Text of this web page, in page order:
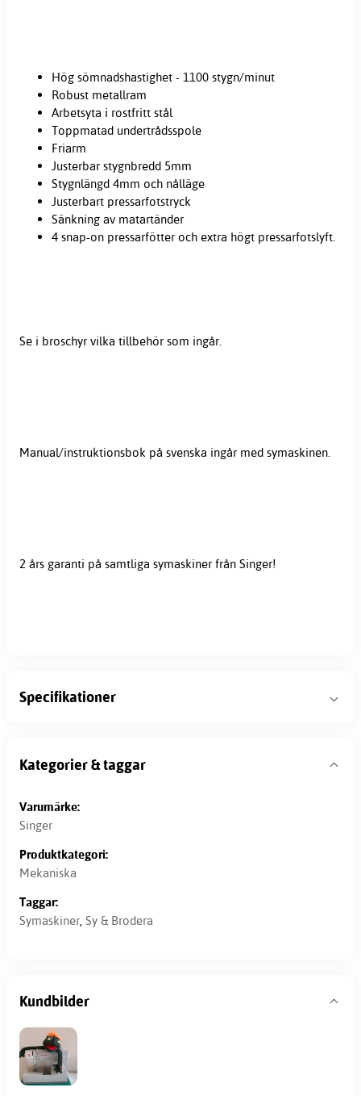
Hög sömnadshastighet - 1100 stygn/minut
Robust metallram
Arbetsyta i rostfritt stål
Toppmatad undertrådsspole
Friarm
Justerbar stygnbredd 5mm
Stygnlängd 4mm och nålläge
Justerbart pressarfotstryck
Sänkning av matartänder
4 snap-on pressarfötter och extra högt pressarfotslyft.
Se i broschyr vilka tillbehör som ingår.
Manual/instruktionsbok på svenska ingår med symaskinen.
2 års garanti på samtliga symaskiner från Singer!
Specifikationer
Kategorier & taggar
Varumärke:
Singer
Produktkategori:
Mekaniska
Taggar:
Symaskiner, Sy & Brodera
Kundbilder